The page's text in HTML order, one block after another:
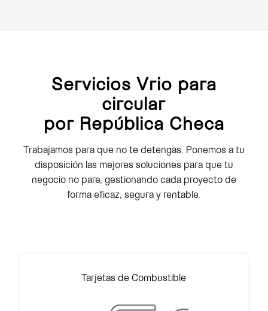
Servicios Vrio para
circular
por República Checa
Trabajamos para que no te detengas. Ponemos a tu
disposición las mejores soluciones para que tu
negocio no pare, gestionando cada proyecto de
forma eficaz, segura y rentable.
Tarjetas de Combustible